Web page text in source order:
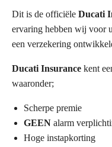
Dit is de officiële Ducati
ervaring hebben wij voor
een verzekering
Ducati Insurance kent
waaronder;
Scherpe premie
GEEN alarm
Hoge instapkorting